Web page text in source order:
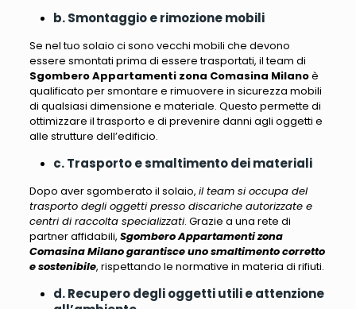
b. Smontaggio e rimozione mobili
Se nel tuo solaio ci sono vecchi mobili che devono
essere smontati prima di essere trasportati, il team di
Sgombero Appartamenti zona Comasina Milanoè
qualificato per smontare e rimuovere in sicurezza mobili
di qualsiasi dimensione e materiale. Questo permette di
ottimizzare il trasporto e di prevenire danni agli oggetti e
alle strutture dell’edificio.
c. Trasporto e smaltimento dei materiali
Dopo aver sgomberato il solaio, il team si occupa del
trasporto degli oggetti presso discariche autorizzate e
centri di raccolta specializzati. Grazie a una rete di
partner affidabili, Sgombero Appartamenti zona
Comasina Milano garantisce uno smaltimento corretto
e sostenibile, rispettando le normative in materia di rifiuti.
d. Recupero degli oggetti utili e attenzione